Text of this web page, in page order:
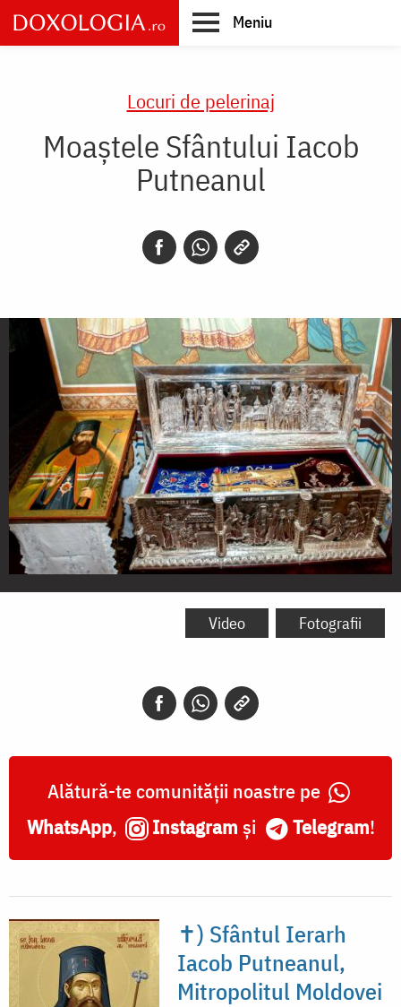
Skip
to
main
Meniu
Locuri de pelerinaj
Moaștele Sfântului Iacob
Putneanul
Moaștele
Video Fotografii
Alătură-te comunității noastre pe
WhatsApp, Instagram și Telegram!
✝) Sfântul Ierarh
Iacob Putneanul,
Mitropolitul Moldovei